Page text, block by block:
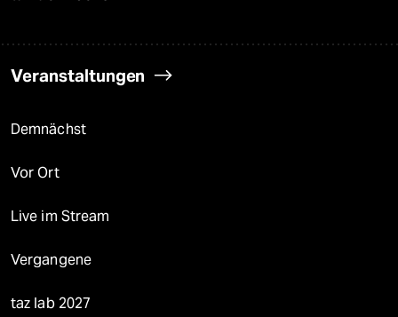
Veranstaltungen
Demnächst
Vor Ort
Live im Stream
Vergangene
taz lab 2027